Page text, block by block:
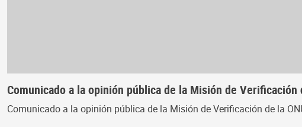
Comunicado a la opinión pública de la Misión de Verificación
Comunicado a la opinión pública de la Misión de Verificación de la